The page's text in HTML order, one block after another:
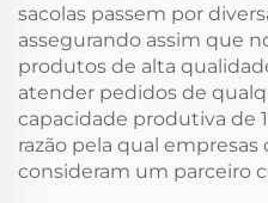
sacolas passem por
assegurando assim que
produtos de alta
atender pedidos de
capacidade produtiva de
razão pela qual
consideram um parceiro